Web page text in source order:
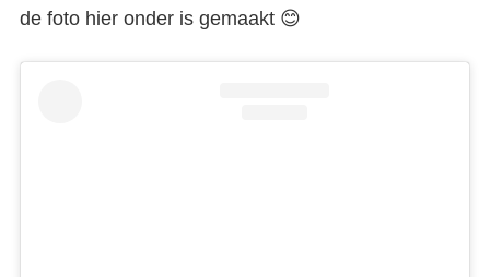
de foto hier onder is gemaakt 😊